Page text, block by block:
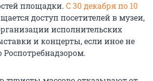
площадки. С 30 декабря по 10
доступ посетителей в музеи,
исполнительских
и концерты, если иное не
Роспотребнадзором.